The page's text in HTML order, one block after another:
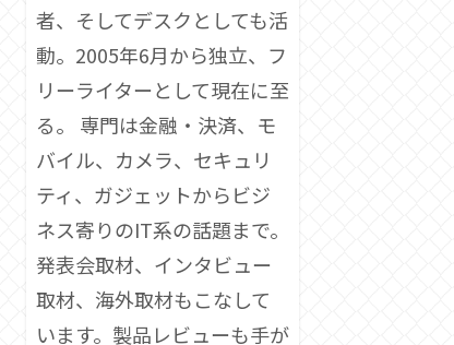
者、そしてデスクとしても活
動。2005年6月から独立、フ
リーライターとして現在に至
る。 専門は金融・決済、モ
バイル、カメラ、セキュリ
ティ、ガジェットからビジ
ネス寄りのIT系の話題まで。
発表会取材、インタビュー
取材、海外取材もこなして
います。製品レビューも手が